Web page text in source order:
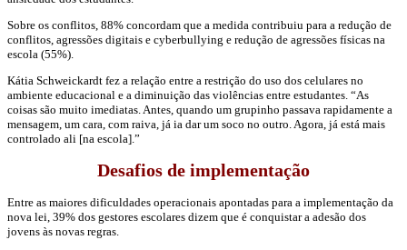
Sobre os conflitos, 88% concordam que a medida contribuiu para a redu­ção de
conflitos, agressões digitais e cyberbullying e redução de agressões físicas na
escola (55%).
Kátia Schweickardt fez a relação entre a restrição do uso dos celulares no
ambiente educacional e a diminuição das violências entre estudantes. “As
coisas são muito imediatas. Antes, quando um grupinho passava rapidamente a
mensagem, um cara, com raiva, já ia dar um soco no outro. Agora, já está mais
controlado ali [na escola].”
Desafios de implementação
Entre as maiores dificuldades operacionais apontadas para a implementação da
nova lei, 39% dos gestores escolares dizem que é conquistar a adesão dos
jovens às novas regras.